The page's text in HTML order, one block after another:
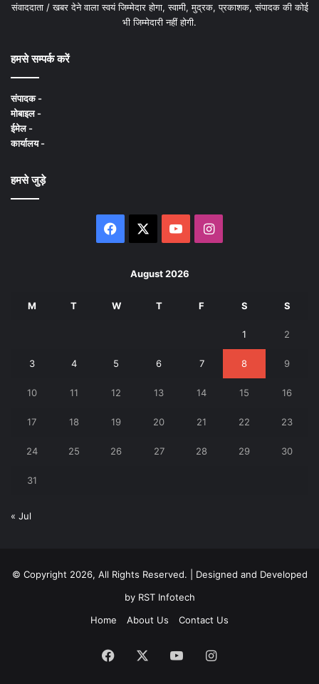
संवाददाता / खबर देने वाला स्वयं जिम्मेदार होगा, स्वामी, मुद्रक, प्रकाशक, संपादक की कोई
भी जिम्मेदारी नहीं होगी.
हमसे सम्पर्क करें
संपादक -
मोबाइल -
ईमेल -
कार्यालय -
हमसे जुड़े
Facebook YouTubeInstagram
August 2026
M T W T F S S
1 2
3 4 5 6 7 8 9
10 11 12 13 14 15 16
17 18 19 20 21 22 23
24 25 26 27 28 29 30
31
« Jul
© Copyright 2026, All Rights Reserved. | Designed and Developed
byRST Infotech
Home
About Us Contact Us
Facebook YouTubeInstagram